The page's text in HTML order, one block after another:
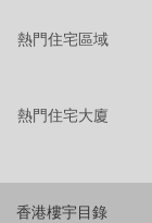
熱門住宅區域
熱門住宅大廈
香港樓宇目錄